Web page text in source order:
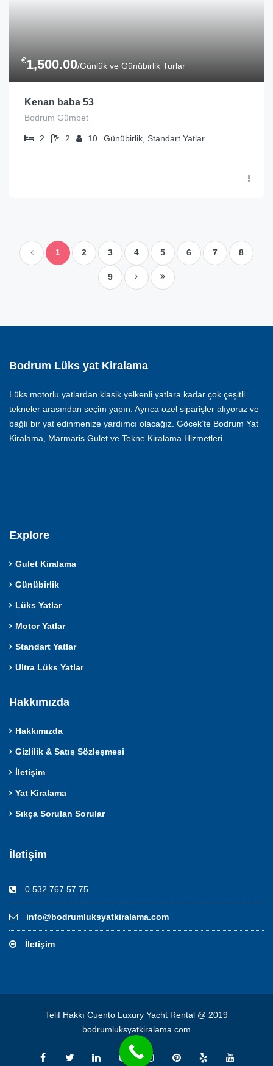
€1,500.00/Günlük ve Günübirlik Turlar
Kenan baba 53
Bodrum Gümbet
2 2 10 Günübirlik, Standart Yatlar
1 2 3 4 5 6 7 8
9
Bodrum Lüks yat Kiralama
Lüks motorlu yatlardan klasik yelkenli yatlara kadar çok çeşitli
tekneler arasından seçim yapın. Ayrıca özel siparişler alıyoruz ve
bağlı bir yat edinmenize yardımcı olacağız. Göcek’te Bodrum Yat
Kiralama, Marmaris Gulet ve Tekne Kiralama Hizmetleri
Explore
Gulet Kiralama
Günübirlik
Lüks Yatlar
Motor Yatlar
Standart Yatlar
Ultra Lüks Yatlar
Hakkımızda
Hakkımızda
Gizlilik & Satış Sözleşmesi
İletişim
Yat Kiralama
Sıkça Sorulan Sorular
İletişim
0 532 767 57 75
info@bodrumluksyatkiralama.com
İletişim
Telif Hakkı Cuento Luxury Yacht Rental @ 2019
bodrumluksyatkiralama.com